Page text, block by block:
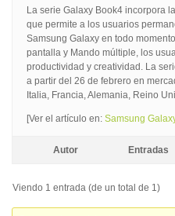
La serie Galaxy Book4 incorpora
que permite a los usuarios
Samsung Galaxy en todo
pantalla y Mando múltiple, los
productividad y creatividad. La
a partir del 26 de febrero en
Italia, Francia, Alemania, Reino
[Ver el artículo en: Samsung
Autor Entradas
Viendo 1 entrada (de un total de 1)